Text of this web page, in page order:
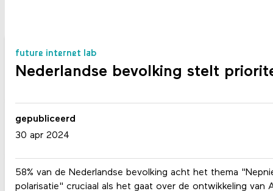
future internet lab
Nederlandse bevolking stelt
58% van de Nederlandse bevolking acht het thema
polarisatie" cruciaal als het gaat over de ontwikkeling van
gepubliceerd
30 apr 2024